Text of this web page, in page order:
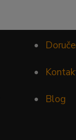
•
•
• Blog